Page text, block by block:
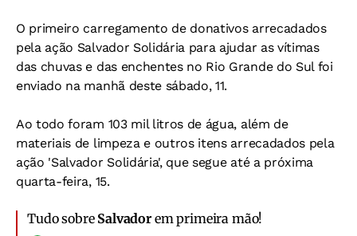
O primeiro carregamento de donativos arrecadados
pela ação Salvador Solidária para ajudar as vítimas
das chuvas e das enchentes no Rio Grande do Sul foi
enviado na manhã deste sábado, 11.
Ao todo foram 103 mil litros de água, além de
materiais de limpeza e outros itens arrecadados pela
ação 'Salvador Solidária', que segue até a próxima
quarta-feira, 15.
Tudo sobre Salvadorem primeira mão!